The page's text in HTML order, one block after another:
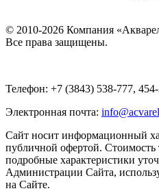
© 2010-2026 Компания
Все права защищены.
Телефон: +7 (3843) 538-777,
Электронная почта:
Сайт носит информационный
публичной офертой. Стоимость
подробные характеристики
Администрации Сайта,
на Сайте.